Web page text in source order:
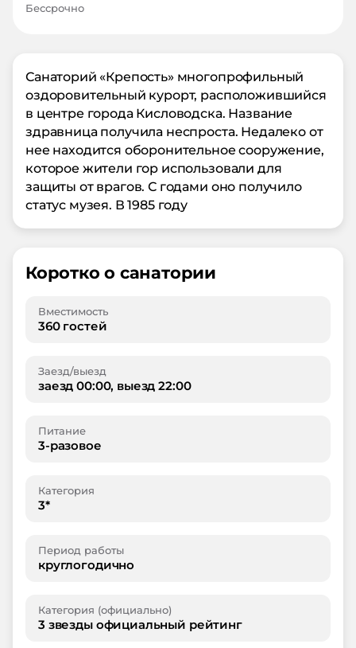
Бессрочно
Санаторий «Крепость» многопрофильный
оздоровительный курорт, расположившийся
в центре города Кисловодска. Название
здравница получила неспроста. Недалеко от
нее находится оборонительное сооружение,
которое жители гор использовали для
защиты от врагов. С годами оно получило
статус музея. В 1985 году
Коротко о санатории
Вместимость
360 гостей
Заезд/выезд
заезд 00:00, выезд 22:00
Питание
3-разовое
Категория
3*
Период работы
круглогодично
Категория (официально)
3 звезды официальный рейтинг